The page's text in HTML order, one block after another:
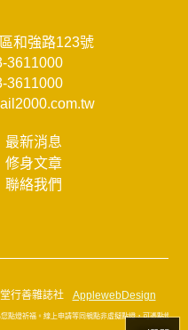
和強路123號
3611000
3611000
最新消息
修身文章
聯絡我們
行善雜誌社 ApplewebDesign
燈祈福。線上申請等同親點非虛擬點燈，可憑點燈通